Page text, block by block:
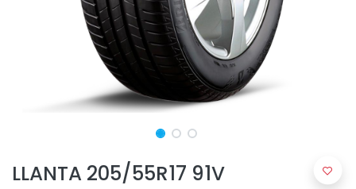
LLANTA 205/55R17 91V